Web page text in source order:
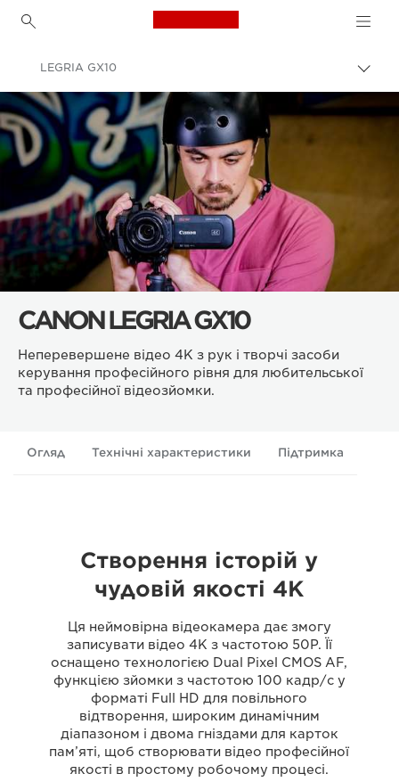
Canon Logo, back to
Canon
Любительські та професійні відеокамери
LEGRIA GX10
CANON LEGRIA GX10
Неперевершене відео 4K з рук і творчі засоби
керування професійного рівня для любительської
та професійної відеозйомки.
Огляд Технічні характеристики Підтримка
Створення історій у
чудовій якості 4K
Ця неймовірна відеокамера дає змогу
записувати відео 4K з частотою 50P. Її
оснащено технологією Dual Pixel CMOS AF,
функцією зйомки з частотою 100 кадр/c у
форматі Full HD для повільного
відтворення, широким динамічним
діапазоном і двома гніздами для карток
пам’яті, щоб створювати відео професійної
якості в простому робочому процесі.